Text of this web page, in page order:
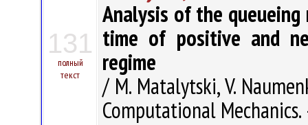
131
полный
текст
Analysis of the
time of positive and
regime
/ M. Matalytski, V.
Computational